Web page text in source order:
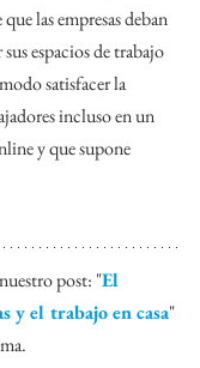
las empresas deban
espacios de trabajo
satisfacer la
incluso en un
y que supone
post: "El
y el trabajo en casa"